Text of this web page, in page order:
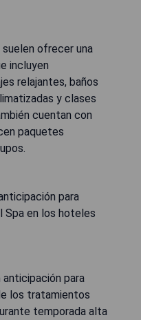
ofrecer una
incluyen
relajantes, baños
y clases
cuentan con
paquetes
para
Spa en los hoteles
para
los tratamientos
temporada alta